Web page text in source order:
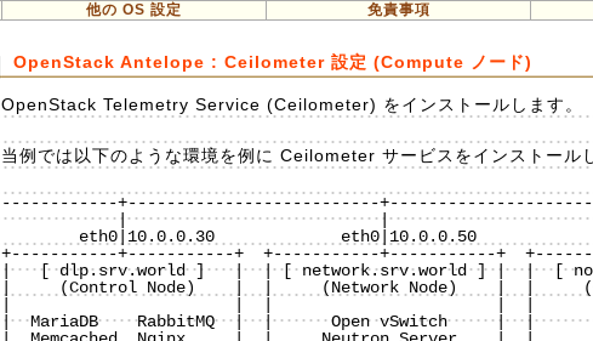
他の OS 設定 免責事項
OpenStack Antelope : Ceilometer 設定 (Compute ノード)
OpenStack Telemetry Service (Ceilometer) をインストールします。
当例では以下のような環境を例に Ceilometer サービスをインストール
------------+--------------------------
            |                          |                          |
+-----------+-----------+  +-----------+-----------+
|   [ dlp.srv.world ]   |  | [ network.srv.world ] |  |  [
|     (Control Node)    |  |     (Network Node)    |  |
|  MariaDB    RabbitMQ  |  |      Open vSwitch     |  |